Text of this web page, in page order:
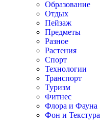
Образование
Отдых
Пейзаж
Предметы
Разное
Растения
Спорт
Технологии
Транспорт
Туризм
Фитнес
Флора и Фауна
Фон и Текстура